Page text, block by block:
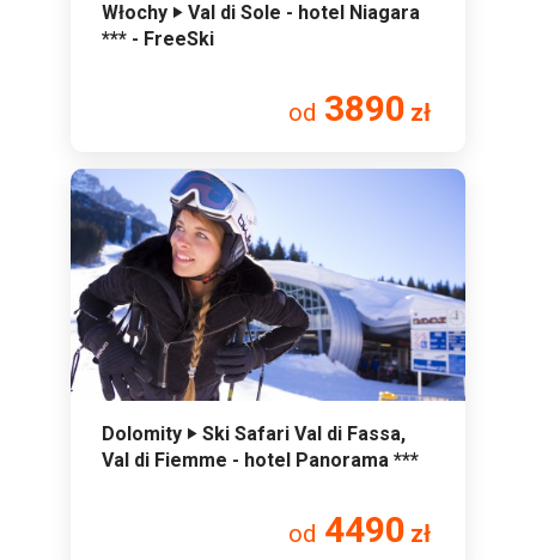
Włochy ‣ Val di Sole - hotel Niagara
*** - FreeSki
od 3890 zł
Dolomity ‣ Ski Safari Val di Fassa,
Val di Fiemme - hotel Panorama ***
od 4490 zł